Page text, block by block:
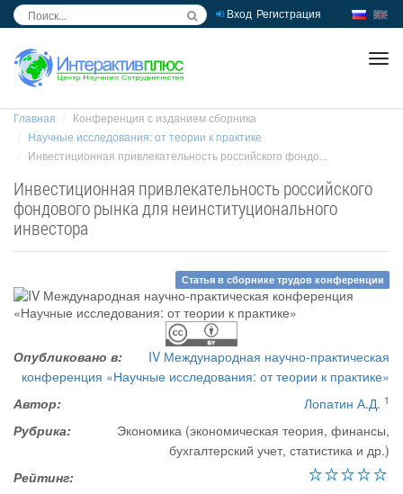
Вход Регистрация
Главная
Конференция с изданием сборника
Научные исследования: от теории к практике
Инвестиционная привлекательность российского фондо...
Инвестиционная привлекательность российского
фондового рынка для неинституционального
инвестора
Статья в сборнике трудов конференции
Опубликовано в:
IV Международная научно-практическая
конференция «Научные исследования: от теории к практике»
Автор:
Лопатин А.Д. 1
Рубрика:
Экономика (экономическая теория, финансы,
бухгалтерский учет, статистика и др.)
Рейтинг: